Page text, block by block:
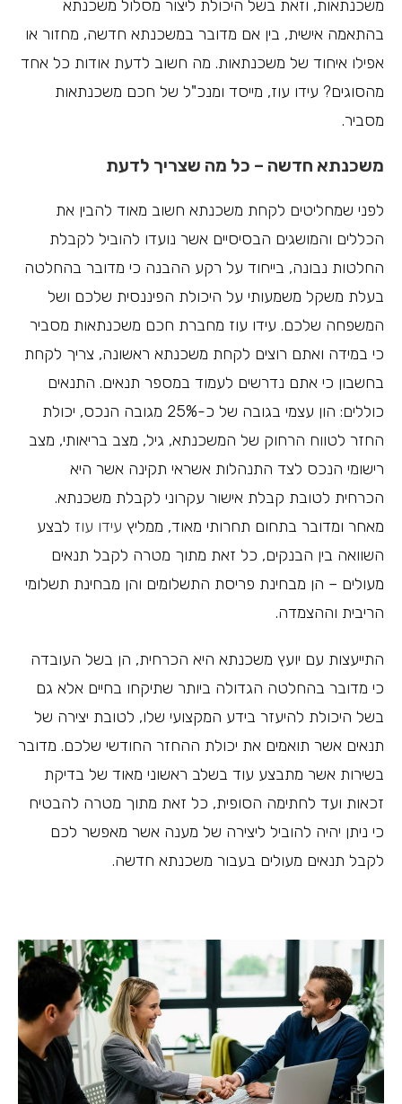
משכנתאות, וזאת בשל היכולת ליצור מסלול משכנתא
בהתאמה אישית, בין אם מדובר במשכנתא חדשה, מחזור או
אפילו איחוד של משכנתאות. מה חשוב לדעת אודות כל אחד
מהסוגים? עידו עוז, מייסד ומנכ"ל של חכם משכנתאות
מסביר.
משכנתא חדשה – כל מה שצריך לדעת
לפני שמחליטים לקחת משכנתא חשוב מאוד להבין את
הכללים והמושגים הבסיסיים אשר נועדו להוביל לקבלת
החלטות נבונה, בייחוד על רקע ההבנה כי מדובר בהחלטה
בעלת משקל משמעותי על היכולת הפיננסית שלכם ושל
המשפחה שלכם. עידו עוז מחברת חכם משכנתאות מסביר
כי במידה ואתם רוצים לקחת משכנתא ראשונה, צריך לקחת
בחשבון כי אתם נדרשים לעמוד במספר תנאים. התנאים
כוללים: הון עצמי בגובה של כ-25% מגובה הנכס, יכולת
החזר לטווח הרחוק של המשכנתא, גיל, מצב בריאותי, מצב
רישומי הנכס לצד התנהלות אשראי תקינה אשר היא
הכרחית לטובת קבלת אישור עקרוני לקבלת משכנתא.
מאחר ומדובר בתחום תחרותי מאוד, ממליץ עידו עוז לבצע
השוואה בין הבנקים, כל זאת מתוך מטרה לקבל תנאים
מעולים – הן מבחינת פריסת התשלומים והן מבחינת תשלומי
הריבית וההצמדה.
התייעצות עם יועץ משכנתא היא הכרחית, הן בשל העובדה
כי מדובר בהחלטה הגדולה ביותר שתיקחו בחיים אלא גם
בשל היכולת להיעזר בידע המקצועי שלו, לטובת יצירה של
תנאים אשר תואמים את יכולת ההחזר החודשי שלכם. מדובר
בשירות אשר מתבצע עוד בשלב ראשוני מאוד של בדיקת
זכאות ועד לחתימה הסופית, כל זאת מתוך מטרה להבטיח
כי ניתן יהיה להוביל ליצירה של מענה אשר מאפשר לכם
לקבל תנאים מעולים בעבור משכנתא חדשה.